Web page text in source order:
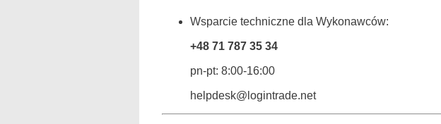
Wsparcie techniczne dla Wykonawców:
+48 71 787 35 34
pn-pt: 8:00-16:00
helpdesk@logintrade.net